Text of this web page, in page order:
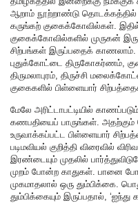
ஆறாம் நூற்றாண்டு தொடக்கத்தில்
கருங்கற் குகைக்கோவில்கள்.
குகைக்கோவில்களில் முருகன்
சிற்பங்கள் இருப்பதைக் காணலாம்.
புதுக்கோட்டை திருகோகர்ணம்,
திருமலாபுரம், திருச்சி
குகைகளில் பிள்ளையார்
மேலே அரிட்டாபட்டியில்
கணபதியைப் பாருங்கள். அதற்கும்
உருவாக்கப்பட்ட பிள்ளையார்
படிமவியல் குறித்தி விரைவில்
இரண்டையும் முதலில்
முறம் போன்ற காதுகள். பானை
முகமாதலால் ஒரு தும்பிக்கை.
தும்பிக்கையும் இருப்பதால்,